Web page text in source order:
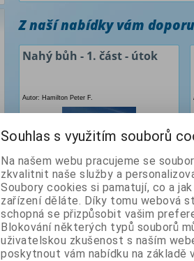
Z naší nabídky vám
Nahý bůh - 1. část - útok
Autor: Hamilton Peter F.
203 Kč
Souhlas s využitím souborů
Na našem webu pracujeme se
zkvalitnit naše služby a
Soubory cookies si pamatují, co a
zařízení děláte. Díky tomu webová
schopná se přizpůsobit vašim
Blokování některých typů souborů
uživatelskou zkušenost s naším
poskytnout vám nabídku na základě